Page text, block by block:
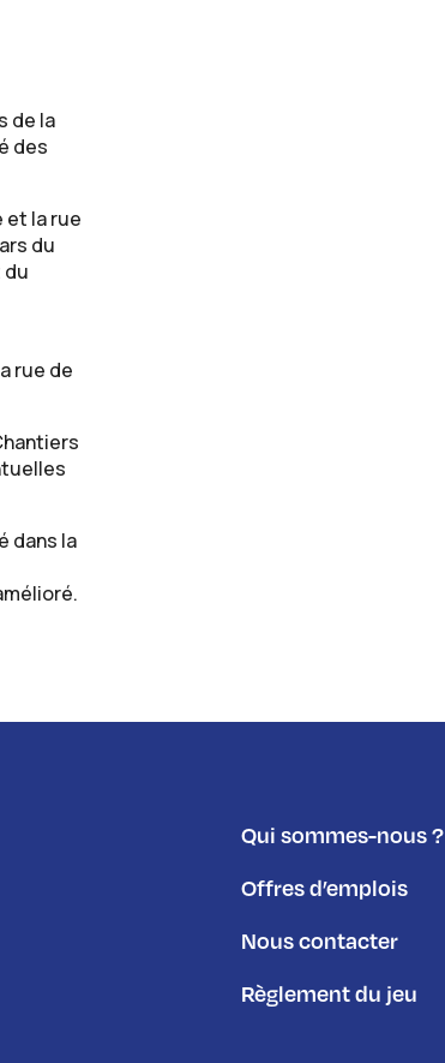
de la
des
et la rue
du
du
rue de
dans la
Qui sommes-nous ?
Offres d’emplois
Nous contacter
Règlement du jeu